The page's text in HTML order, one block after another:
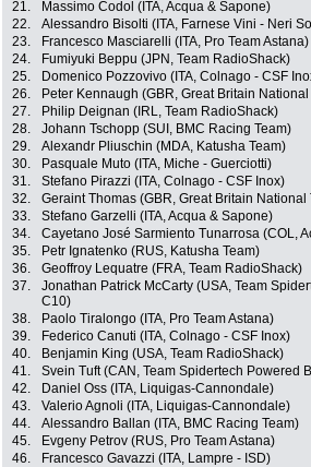
21.
Massimo Codol (ITA, Acqua & Sapone)
22.
Alessandro Bisolti (ITA, Farnese Vini - Neri
23.
Francesco Masciarelli (ITA, Pro Team Astana)
24.
Fumiyuki Beppu (JPN, Team RadioShack)
25.
Domenico Pozzovivo (ITA, Colnago - CSF
26.
Peter Kennaugh (GBR, Great Britain National
27.
Philip Deignan (IRL, Team RadioShack)
28.
Johann Tschopp (SUI, BMC Racing Team)
29.
Alexandr Pliuschin (MDA, Katusha Team)
30.
Pasquale Muto (ITA, Miche - Guerciotti)
31.
Stefano Pirazzi (ITA, Colnago - CSF Inox)
32.
Geraint Thomas (GBR, Great Britain National
33.
Stefano Garzelli (ITA, Acqua & Sapone)
34.
Cayetano José Sarmiento Tunarrosa (COL,
35.
Petr Ignatenko (RUS, Katusha Team)
36.
Geoffroy Lequatre (FRA, Team RadioShack)
37.
Jonathan Patrick McCarty (USA, Team
C10)
38.
Paolo Tiralongo (ITA, Pro Team Astana)
39.
Federico Canuti (ITA, Colnago - CSF Inox)
40.
Benjamin King (USA, Team RadioShack)
41.
Svein Tuft (CAN, Team Spidertech Powered
42.
Daniel Oss (ITA, Liquigas-Cannondale)
43.
Valerio Agnoli (ITA, Liquigas-Cannondale)
44.
Alessandro Ballan (ITA, BMC Racing Team)
45.
Evgeny Petrov (RUS, Pro Team Astana)
46.
Francesco Gavazzi (ITA, Lampre - ISD)